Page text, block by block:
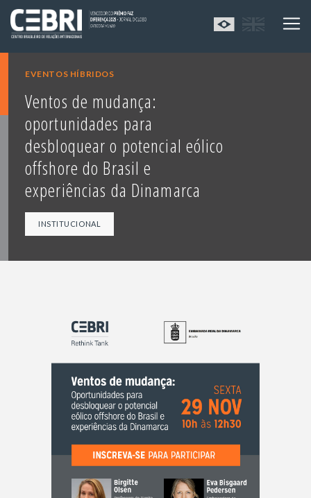
EVENTOS HÍBRIDOS
Ventos de mudança:
oportunidades para
desbloquear o potencial eólico
offshore do Brasil e
experiências da Dinamarca
INSTITUCIONAL